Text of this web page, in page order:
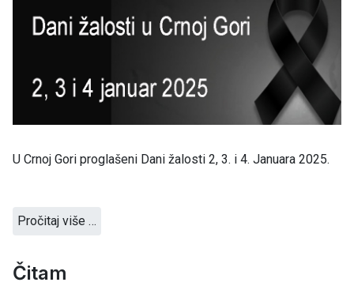
U Crnoj Gori proglašeni Dani žalosti 2, 3. i 4. Januara 2025.
Pročitaj više …
Čitam